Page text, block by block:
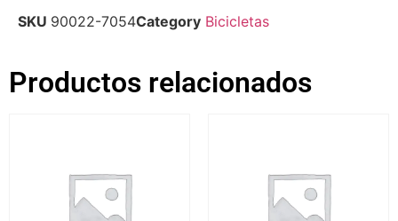
SKU 90022-7054Category Bicicletas
Productos relacionados